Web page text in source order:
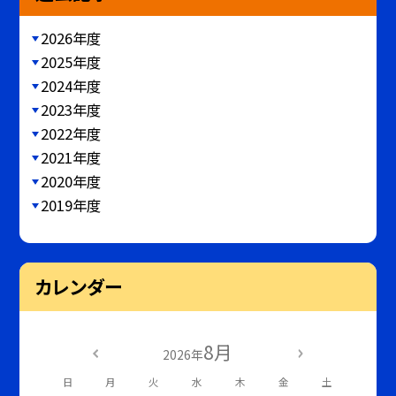
2026年度
2025年度
2024年度
2023年度
2022年度
2021年度
2020年度
2019年度
カレンダー
2026年8月
日 月 火 水 木 金 土